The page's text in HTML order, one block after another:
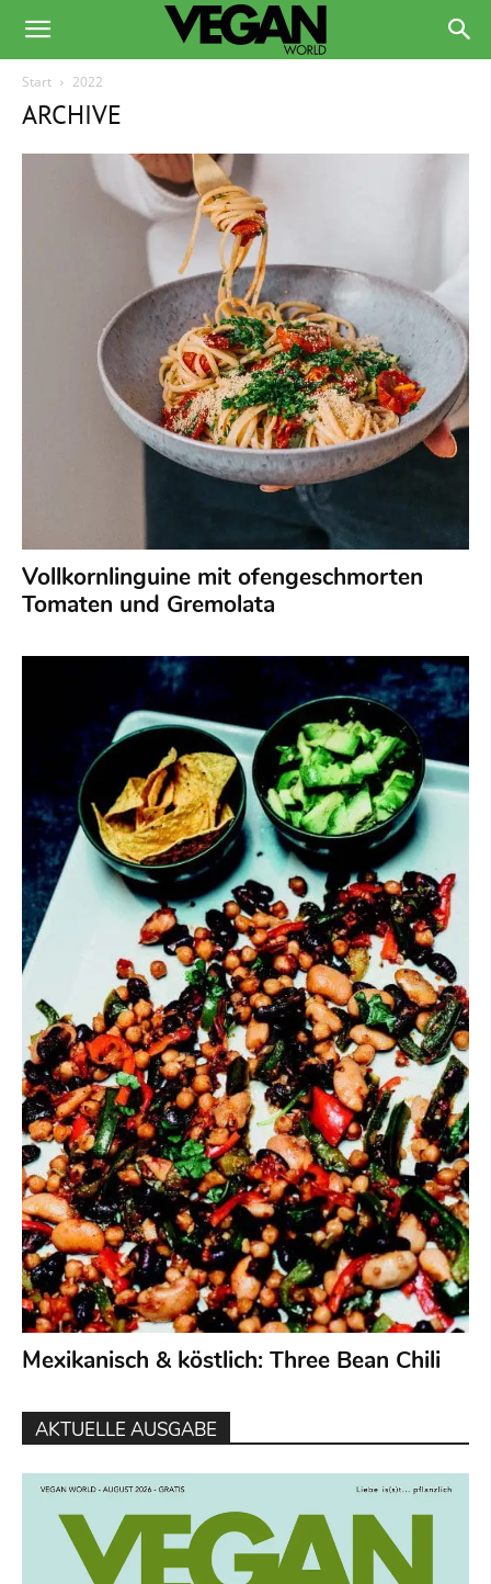
Start 2022
ARCHIVE
Vollkornlinguine mit ofengeschmorten
Tomaten und Gremolata
Mexikanisch & köstlich: Three Bean Chili
AKTUELLE AUSGABE